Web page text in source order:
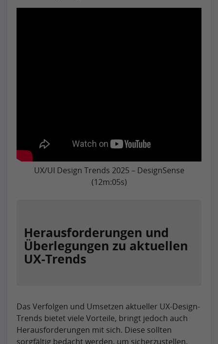
UX/UI Design Trends 2025 – DesignSense
(12m:05s)
Herausforderungen und
Überlegungen zu aktuellen
UX-Trends
Das Verfolgen und Umsetzen aktueller UX-Design-
Trends bietet viele Vorteile, bringt jedoch auch
Herausforderungen mit sich. Diese sollten
sorgfältig bedacht werden, um sicherzustellen,